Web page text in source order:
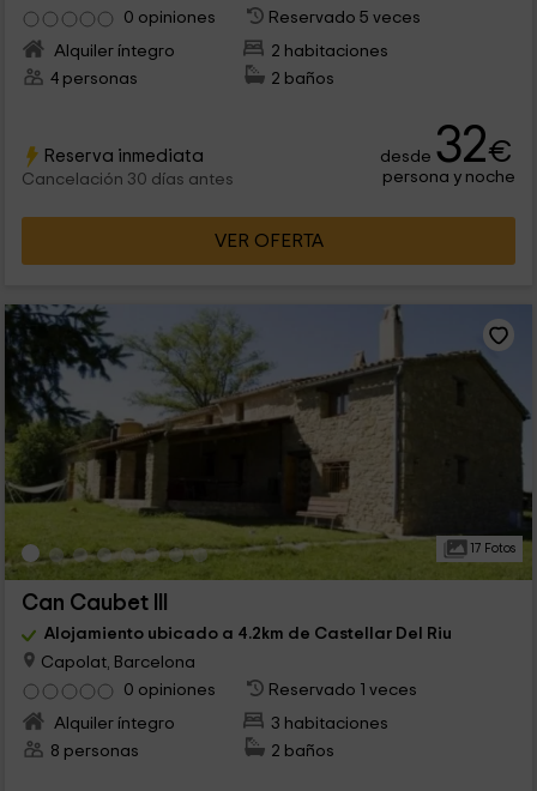
0 opiniones
Reservado 5 veces
Alquiler íntegro
2 habitaciones
4 personas
2 baños
Reserva inmediata
Cancelación 30 días antes
desde 32€
persona y noche
VER OFERTA
17 Fotos
Can Caubet III
Alojamiento ubicado a 4.2km de Castellar Del Riu
Capolat, Barcelona
0 opiniones
Reservado 1 veces
Alquiler íntegro
3 habitaciones
8 personas
2 baños